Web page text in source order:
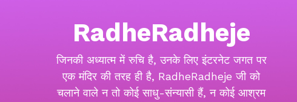
RadheRadheje
जिनकी अध्यात्म में रुचि है, उनके लिए इंटरनेट जगत पर
एक मंदिर की तरह ही है, RadheRadheje जी को
चलाने वाले न तो कोई साधु-संन्यासी हैं, न कोई आश्रम